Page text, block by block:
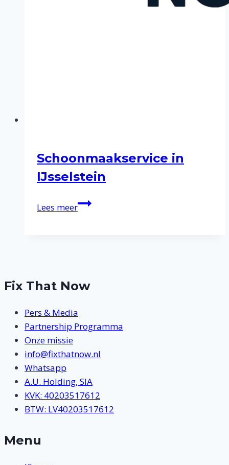
Schoonmaakservice in
IJsselstein
Lees meerSchoonmaakservice
Fix That Now
Pers & Media
Partnership Programma
Onze missie
info@fixthatnow.nl
Whatsapp
A.U. Holding, SIA
KVK: 40203517612
BTW: LV40203517612
Menu